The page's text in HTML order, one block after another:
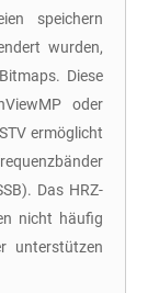
speichern
wurden,
Diese
oder
ermöglicht
Das HRZ-
nicht häufig
unterstützen